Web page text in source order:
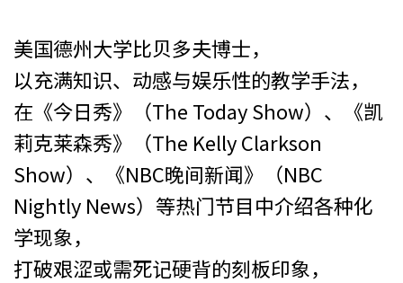
美国德州大学比贝多夫博士，
以充满知识、动感与娱乐性的教学手法，
在《今日秀》（The Today Show）、《凯
莉克莱森秀》（The Kelly Clarkson
Show）、《NBC晚间新闻》（NBC
Nightly News）等热门节目中介绍各种化
学现象，
打破艰涩或需死记硬背的刻板印象，